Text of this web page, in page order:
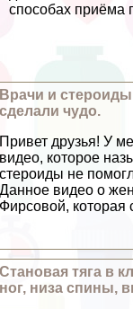
способах приёма
Врачи и
сделали чудо.
Привет друзья! У
видео, которое
стероиды не
Данное видео о
Фирсовой, которая
Становая тяга в
ног, низа спины,